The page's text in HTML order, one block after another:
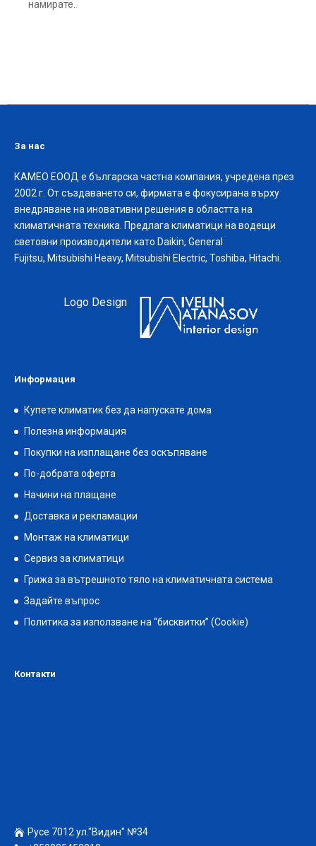
намирате.
За нас
КАМЕО ЕООД е българска частна компания, учредена през
2002 г. От създаването си, фирмата е фокусирана върху
внедряване на иновативни решения в областта на
климатичната техника. Предлага климатици на водещи
световни производители като Daikin, General
Fujitsu, Mitsubishi Heavy, Mitsubishi Electric, Toshiba, Hitachi.
Logo Design
Информация
Купете климатик без да напускате дома
Полезна информация
Покупки на изплащане без оскъпяване
По-добрата оферта
Начини на плащане
Доставка и рекламации
Монтаж на климатици
Сервиз за климатици
Грижа за вътрешното тяло на климатичната система
Задайте въпрос
Политика за използване на “бисквитки” (Cookie)
Контакти
Русе 7012 ул."Видин" №34